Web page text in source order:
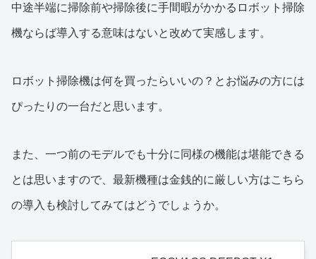
中途半端に掃除前や掃除後に手間暇がかかるロボット掃除
機ならば導入する意味はないと改めて実感します。
ロボット掃除機は何を買ったらいいの？とお悩みの方には
ぴったりの一台だと思います。
また、一つ前のモデルでも十分に同様の機能は堪能できる
とは思いますので、最新機種は金銭的に厳しい方はこちら
の導入も検討してみてはどうでしょうか。